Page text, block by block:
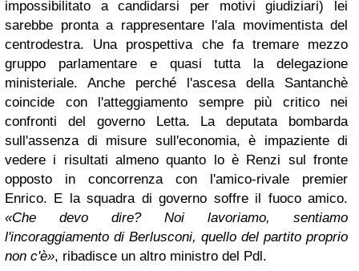
impossibilitato a candidarsi per motivi giudiziari) lei
sarebbe pronta a rappresentare l'ala movimentista del
centrodestra. Una prospettiva che fa tremare mezzo
gruppo parlamentare e quasi tutta la delegazione
ministeriale. Anche perché l'ascesa della Santanchè
coincide con l'atteggiamento sempre più critico nei
confronti del governo Letta. La deputata bombarda
sull'assenza di misure sull'economia, è impaziente di
vedere i risultati almeno quanto lo è Renzi sul fronte
opposto in concorrenza con l'amico-rivale premier
Enrico. E la squadra di governo soffre il fuoco amico.
«Che devo dire? Noi lavoriamo, sentiamo
l'incoraggiamento di Berlusconi, quello del partito proprio
non c'è», ribadisce un altro ministro del Pdl.